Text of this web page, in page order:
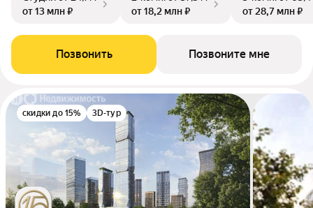
от 13 млн ₽
от 18,2 млн ₽
от 28,7 млн ₽
Позвонить Позвоните мне
скидки до 15% 3D-тур